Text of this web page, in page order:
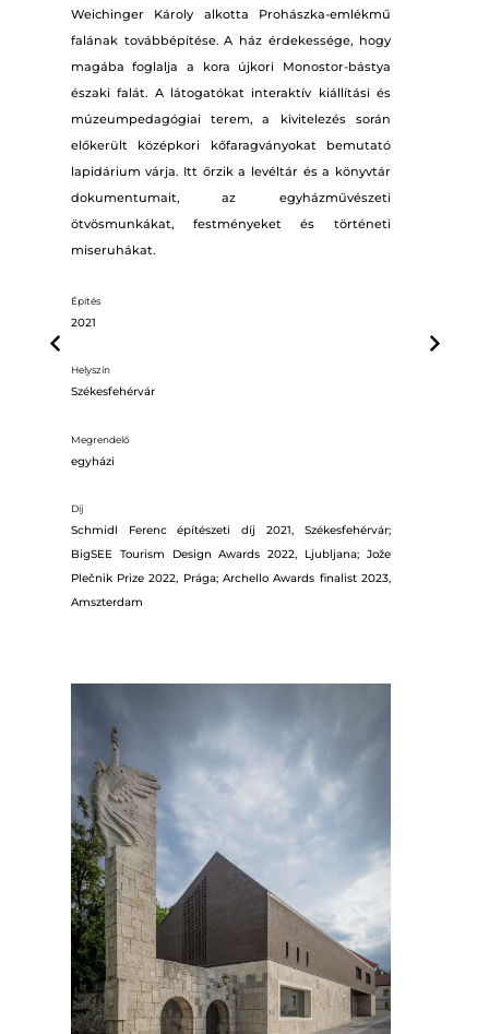
Weichinger Károly alkotta Prohászka-emlékmű
falának továbbépítése. A ház érdekessége, hogy
magába foglalja a kora újkori Monostor-bástya
északi falát. A látogatókat interaktív kiállítási és
múzeumpedagógiai terem, a kivitelezés során
előkerült középkori kőfaragványokat bemutató
lapidárium várja. Itt őrzik a levéltár és a könyvtár
dokumentumait, az egyházművészeti
ötvösmunkákat, festményeket és történeti
miseruhákat.
Építés
2021
Helyszín
Székesfehérvár
Megrendelő
egyházi
Díj
Schmidl Ferenc építészeti díj 2021, Székesfehérvár;
BigSEE Tourism Design Awards 2022, Ljubljana; Jože
Plečnik Prize 2022, Prága; Archello Awards finalist 2023,
Amszterdam